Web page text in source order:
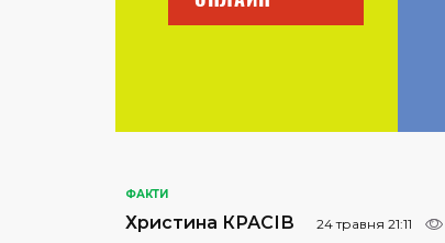
ФАКТИ
Христина КРАСІВ 24 травня 21:11